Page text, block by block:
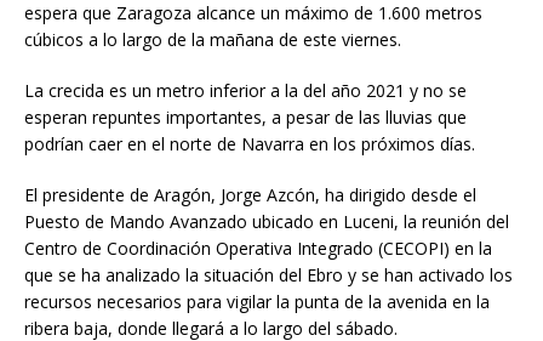
espera que Zaragoza alcance un máximo de 1.600 metros
cúbicos a lo largo de la mañana de este viernes.
La crecida es un metro inferior a la del año 2021 y no se
esperan repuntes importantes, a pesar de las lluvias que
podrían caer en el norte de Navarra en los próximos días.
El presidente de Aragón, Jorge Azcón, ha dirigido desde el
Puesto de Mando Avanzado ubicado en Luceni, la reunión del
Centro de Coordinación Operativa Integrado (CECOPI) en la
que se ha analizado la situación del Ebro y se han activado los
recursos necesarios para vigilar la punta de la avenida en la
ribera baja, donde llegará a lo largo del sábado.